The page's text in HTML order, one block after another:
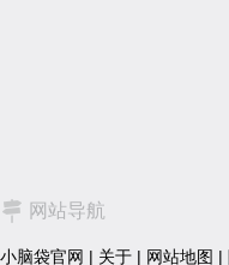
网站导航
小脑袋官网 | 关于 | 网站地图 |